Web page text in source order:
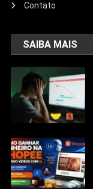
Contato
SAIBA MAIS